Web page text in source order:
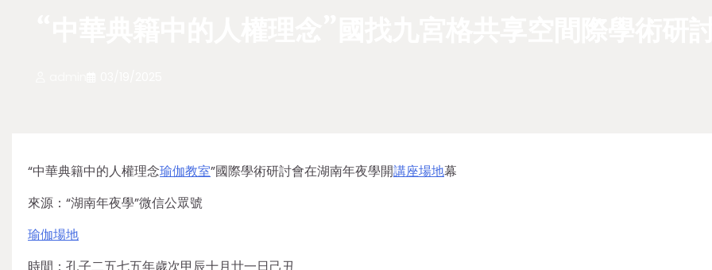
“中華典籍中的人權理念瑜伽教室”國際學術研討會在湖南年夜學開講座場地幕
來源：“湖南年夜學”微信公眾號
瑜伽場地